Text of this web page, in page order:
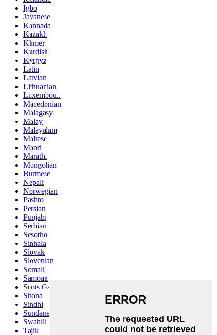
Igbo
Javanese
Kannada
Kazakh
Khmer
Kurdish
Kyrgyz
Latin
Latvian
Lithuanian
Luxembou..
Macedonian
Malagasy
Malay
Malayalam
Maltese
Maori
Marathi
Mongolian
Burmese
Nepali
Norwegian
Pashto
Persian
Punjabi
Serbian
Sesotho
Sinhala
Slovak
Slovenian
Somali
Samoan
Scots Gaelic
Shona
Sindhi
Sundanese
Swahili
Tajik